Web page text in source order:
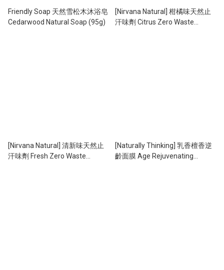
Friendly Soap 天然雪松木沐浴皂
Cedarwood Natural Soap (95g)
[Nirvana Natural] 柑橘味天然止
汗味劑 Citrus Zero Waste
[Nirvana Natural] 清新味天然止
汗味劑 Fresh Zero Waste
[Naturally Thinking] 乳香檀香逆
齡面膜 Age Rejuvenating